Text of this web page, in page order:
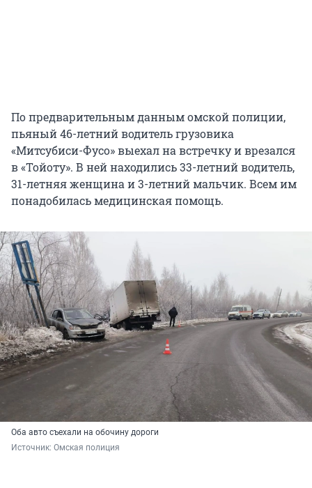
По предварительным данным омской полиции,
пьяный 46-летний водитель грузовика
«Митсубиси-Фусо» выехал на встречку и врезался
в «Тойоту». В ней находились 33-летний водитель,
31-летняя женщина и 3-летний мальчик. Всем им
понадобилась медицинская помощь.
Оба авто съехали на обочину дороги
Источник: Омская полиция